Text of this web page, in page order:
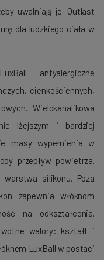
uwalniają je. Outlast
dla ludzkiego ciała w
antyalergiczne
cienkościennych,
Wielokanalikowa
lżejszym i bardziej
masy wypełnienia w
przepływ powietrza.
warstwa silikonu. Poza
zapewnia włóknom
na odkształcenia.
walory: kształt i
LuxBall w postaci